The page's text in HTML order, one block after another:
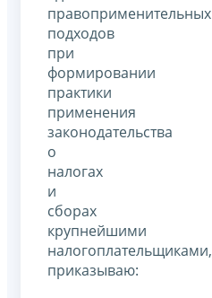
правоприменительных
подходов
при
формировании
практики
применения
законодательства
о
налогах
и
сборах
крупнейшими
налогоплательщиками,
приказываю: